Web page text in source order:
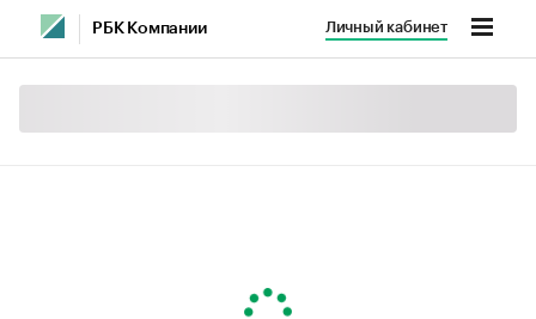
РБК Компании Личный кабинет